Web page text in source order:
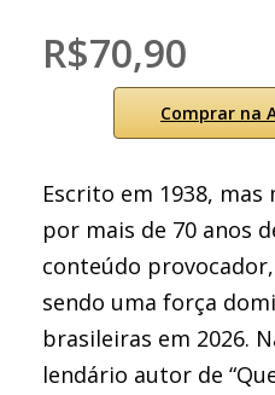
R$70,90
Comprar na
Escrito em 1938,
por mais de 70 anos
conteúdo
sendo uma força
brasileiras em 2026.
lendário autor de